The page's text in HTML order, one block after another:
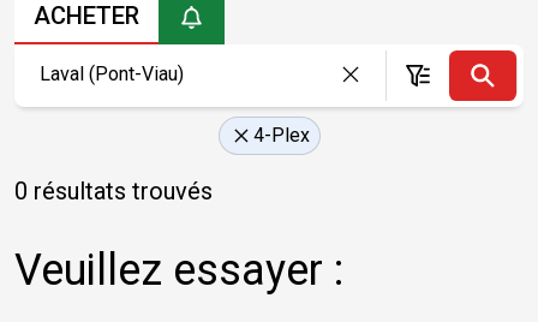
ACHETER
4-Plex
0 résultats trouvés
Veuillez essayer :